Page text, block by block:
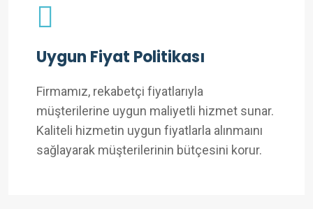
Uygun Fiyat Politikası
Firmamız, rekabetçi fiyatlarıyla
müşterilerine uygun maliyetli hizmet sunar.
Kaliteli hizmetin uygun fiyatlarla alınmaını
sağlayarak müşterilerinin bütçesini korur.